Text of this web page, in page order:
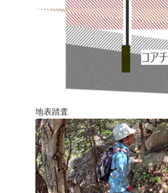
地表踏査